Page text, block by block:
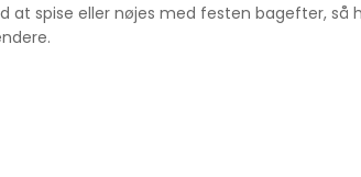
at spise eller nøjes med festen bagefter, så